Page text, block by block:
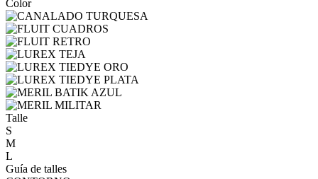
Color
Talle
S
M
L
Guía de talles